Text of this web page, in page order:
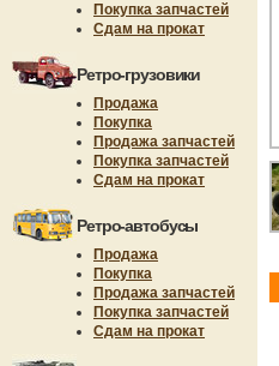
Покупка запчастей
Сдам на прокат
Ретро-грузовики
Продажа
Покупка
Продажа запчастей
Покупка запчастей
Сдам на прокат
Ретро-автобусы
Продажа
Покупка
Продажа запчастей
Покупка запчастей
Сдам на прокат